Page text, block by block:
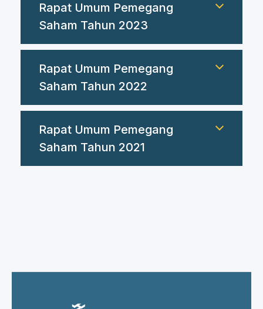
Rapat Umum Pemegang
Saham Tahun 2023
Rapat Umum Pemegang
Saham Tahun 2022
Rapat Umum Pemegang
Saham Tahun 2021